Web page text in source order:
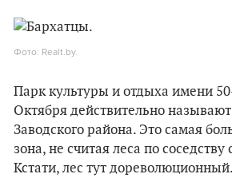
Фото: Realt.by.
Парк культуры и отдыха имени
Октября действительно
Заводского района. Это самая
зона, не считая леса по соседству
Кстати, лес тут